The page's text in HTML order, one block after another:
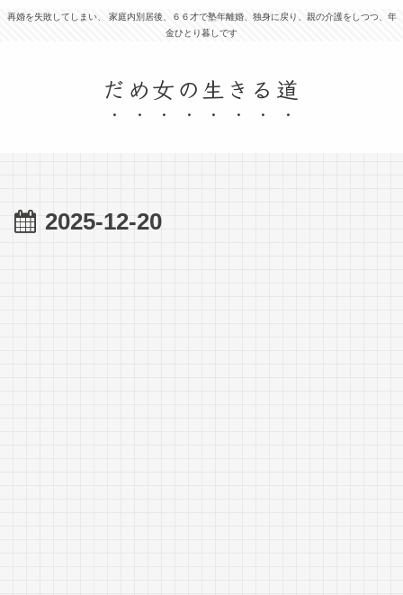
再婚を失敗してしまい、 家庭内別居後、６６才で塾年離婚、独身に戻り、親の介護をしつつ、年
金ひとり暮しです
だめ女の生きる道
2025-12-20